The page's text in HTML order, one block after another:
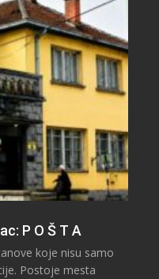
P O Š T A
koje nisu samo
Postoje mesta